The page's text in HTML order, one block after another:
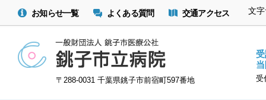
お知らせ一覧 よくある質問 交通アクセス 文
〒288-0031 千葉県銚子市前宿町597番地 受